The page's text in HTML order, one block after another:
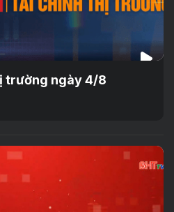
trường ngày 4/8